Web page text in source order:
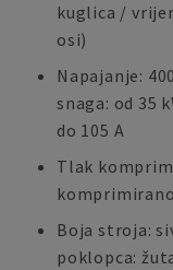
kuglica /
osi)
Napajanje:
snaga: od 35
do 105 A
Tlak
Boja stroja:
poklopca: